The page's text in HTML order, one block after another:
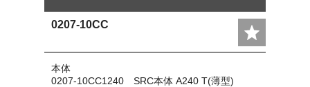
0207-10CC
本体
0207-10CC1240 SRC本体 A240 T(薄型)